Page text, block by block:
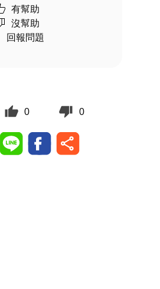
有幫助
沒幫助
回報問題
0 0